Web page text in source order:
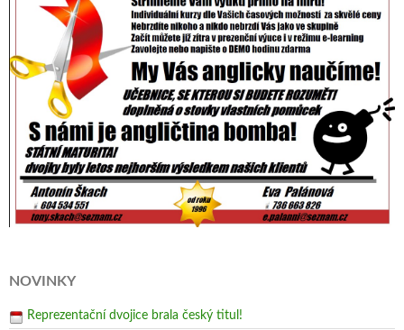
NOVINKY
Reprezentační dvojice brala český titul!